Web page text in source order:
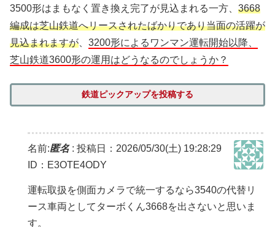
3500形はまもなく置き換え完了が見込まれる一方、 3668
編成は芝山鉄道へリースされたばかりであり当面の活躍が
見込まれますが
3200形によるワンマン運転開始以降、
芝山鉄道3600形の運用はどうなるのでしょうか？
鉄道ピックアップを投稿する
名前:匿名: 投稿日：2026/05/30(土) 19:28:29
ID：E3OTE4ODY
運転取扱を側面カメラで統一するなら3540の代替リ
ース車両としてターボくん3668を出さないと思いま
す。